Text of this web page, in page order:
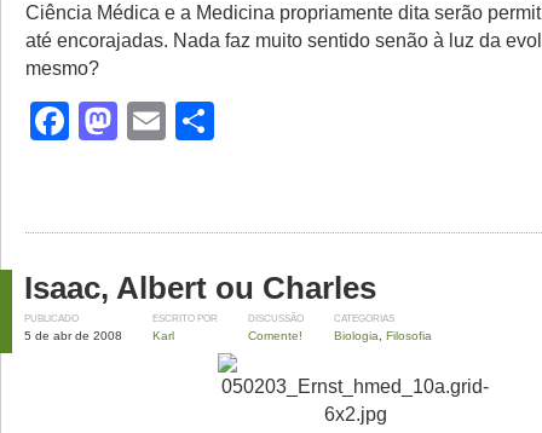
Ciência Médica e a Medicina propriamente dita serão
até encorajadas. Nada faz muito sentido senão à luz da
mesmo?
Facebook
Mastodon
Email
Isaac, Albert ou Charles
PUBLICADO
5 de abr de 2008
ESCRITO POR
Karl
DISCUSSÃO
Comente!
CATEGORIAS
Biologia Filosofia